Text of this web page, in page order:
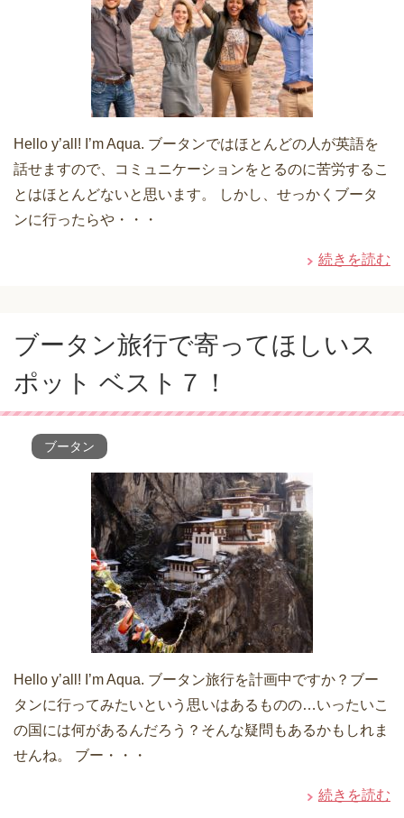
Hello y’all! I’m Aqua. ブータンではほとんどの人が英語を
話せますので、コミュニケーションをとるのに苦労するこ
とはほとんどないと思います。 しかし、せっかくブータ
ンに行ったらや・・・
続きを読む
ブータン旅行で寄ってほしいス
ポット ベスト７！
ブータン
Hello y’all! I’m Aqua. ブータン旅行を計画中ですか？ブー
タンに行ってみたいという思いはあるものの…いったいこ
の国には何があるんだろう？そんな疑問もあるかもしれま
せんね。 ブー・・・
続きを読む